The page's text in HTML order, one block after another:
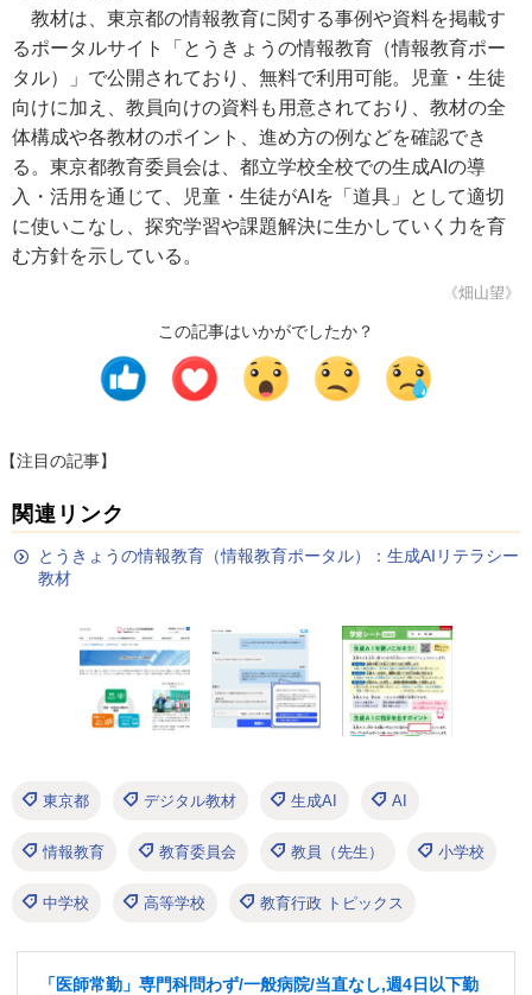
教材は、東京都の情報教育に関する事例や資料を掲載す
るポータルサイト「とうきょうの情報教育（情報教育ポー
タル）」で公開されており、無料で利用可能。児童・生徒
向けに加え、教員向けの資料も用意されており、教材の全
体構成や各教材のポイント、進め方の例などを確認でき
る。東京都教育委員会は、都立学校全校での生成AIの導
入・活用を通じて、児童・生徒がAIを「道具」として適切
に使いこなし、探究学習や課題解決に生かしていく力を育
む方針を示している。
《畑山望》
この記事はいかがでしたか？
【注目の記事】
関連リンク
とうきょうの情報教育（情報教育ポータル）：生成AIリテラシー
教材
東京都 デジタル教材 生成AI AI
情報教育 教育委員会 教員（先生） 小学校
中学校 高等学校 教育行政 トピックス
「医師常勤」専門科問わず/一般病院/当直なし,週4日以下勤